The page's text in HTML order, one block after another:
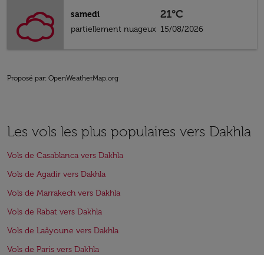
samedi
partiellement nuageux
21°C
15/08/2026
Proposé par: OpenWeatherMap.org
Les vols les plus populaires vers Dakhla
Vols de Casablanca vers Dakhla
Vols de Agadir vers Dakhla
Vols de Marrakech vers Dakhla
Vols de Rabat vers Dakhla
Vols de Laâyoune vers Dakhla
Vols de Paris vers Dakhla